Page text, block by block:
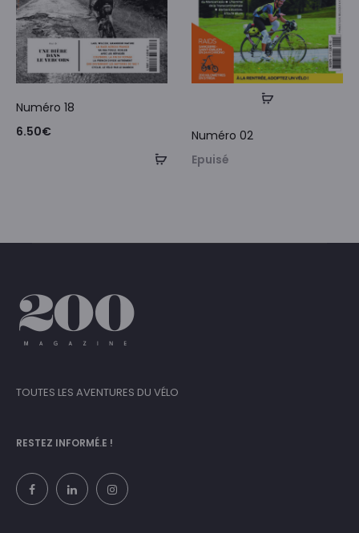
Numéro 18
6.50€
Numéro 02
Epuisé
TOUTES LES AVENTURES DU VÉLO
RESTEZ INFORMÉ.E !